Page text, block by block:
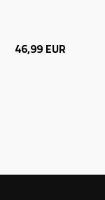
46,99 EUR